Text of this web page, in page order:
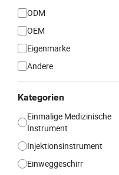
ODM
OEM
Eigenmarke
Andere
Kategorien
Einmalige Medizinische
Instrument
Injektionsinstrument
Einweggeschirr